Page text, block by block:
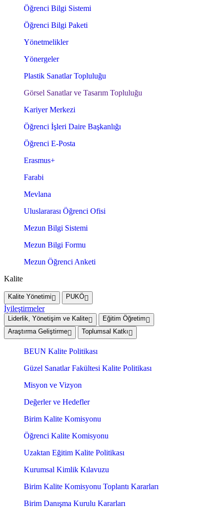
Öğrenci Bilgi Sistemi
Öğrenci Bilgi Paketi
Yönetmelikler
Yönergeler
Plastik Sanatlar Topluluğu
Görsel Sanatlar ve Tasarım Topluluğu
Kariyer Merkezi
Öğrenci İşleri Daire Başkanlığı
Öğrenci E-Posta
Erasmus+
Farabi
Mevlana
Uluslararası Öğrenci Ofisi
Mezun Bilgi Sistemi
Mezun Bilgi Formu
Mezun Öğrenci Anketi
Kalite
Kalite Yönetimi PUKÖ
İyileştirmeler
Liderlik, Yönetişim ve Kalite
Eğitim Öğretim
Araştırma Geliştirme
Toplumsal Katkı
BEUN Kalite Politikası
Güzel Sanatlar Fakültesi Kalite Politikası
Misyon ve Vizyon
Değerler ve Hedefler
Birim Kalite Komisyonu
Öğrenci Kalite Komisyonu
Uzaktan Eğitim Kalite Politikası
Kurumsal Kimlik Kılavuzu
Birim Kalite Komisyonu Toplantı Kararları
Birim Danışma Kurulu Kararları